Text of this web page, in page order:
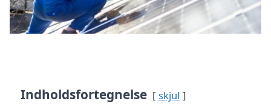
Indholdsfortegnelse skjul